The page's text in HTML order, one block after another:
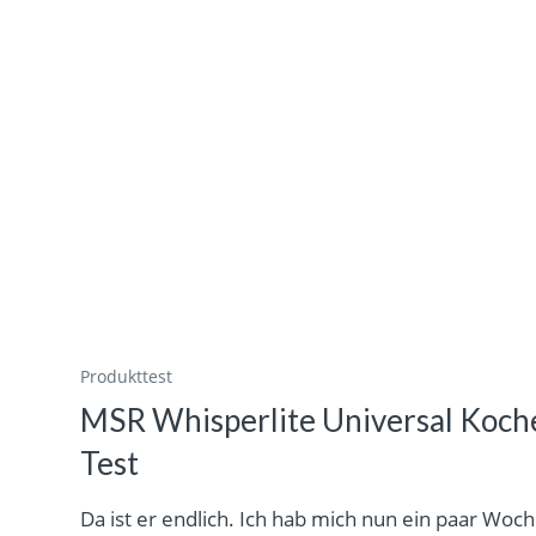
Produkttest
MSR Whisperlite Universal
Test
Da ist er endlich. Ich hab mich nun ein paar